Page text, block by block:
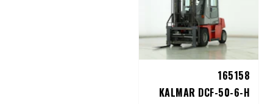
165158
KALMAR DCF-50-6-H